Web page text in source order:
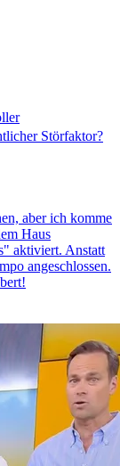
Störfaktor?
aber ich komme
Haus
aktiviert. Anstatt
angeschlossen.